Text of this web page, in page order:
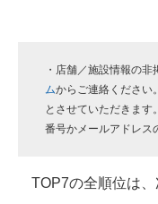
・店舗／施設情報の非
ムからご連絡くださ
とさせていただきま
番号かメールアドレス
TOP7の全順位は、